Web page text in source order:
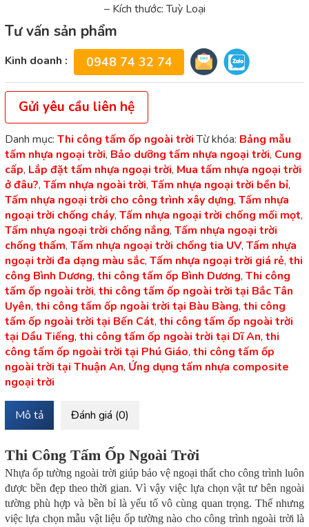
– Kích thước: Tuỳ Loại
Tư vấn sản phẩm
Kinh doanh : 0948 74 32 74
Gửi yêu cầu liên hệ
Danh mục: Thi công tấm ốp ngoài trời Từ khóa: Bảng mẫu
tấm nhựa ngoại trời, Bảo dưỡng tấm nhựa ngoại trời, Cung
cấp, Lắp đặt tấm nhựa ngoại trời, Mua tấm nhựa ngoại trời
ở đâu?, Tấm nhựa ngoài trời, Tấm nhựa ngoại trời bền bỉ,
Tấm nhựa ngoại trời cho công trình xây dựng, Tấm nhựa
ngoại trời chống cháy, Tấm nhựa ngoại trời chống mối mọt,
Tấm nhựa ngoại trời chống nắng, Tấm nhựa ngoại trời
chống thấm, Tấm nhựa ngoại trời chống tia UV, Tấm nhựa
ngoại trời đa dạng màu sắc, Tấm nhựa ngoại trời giá rẻ, thi
công Bình Dương, thi công tấm ốp Bình Dương, Thi công
tấm ốp ngoài trời, thi công tấm ốp ngoài trời tại Bắc Tân
Uyên, thi công tấm ốp ngoài trời tại Bàu Bàng, thi công
tấm ốp ngoài trời tại Bến Cát, thi công tấm ốp ngoài trời
tại Dầu Tiếng, thi công tấm ốp ngoài trời tại Dĩ An, thi
công tấm ốp ngoài trời tại Phú Giáo, thi công tấm ốp
ngoài trời tại Thuận An, Ứng dụng tấm nhựa composite
ngoại trời
Mô tả Đánh giá (0)
Thi Công Tấm Ốp Ngoài Trời
Nhựa ốp tường ngoài trời giúp bảo vệ ngoại thất cho công trình luôn
được bền đẹp theo thời gian. Vì vậy việc lựa chọn vật tư bên ngoài
tường phù hợp và bền bỉ là yếu tố vô cùng quan trọng. Thế nhưng
việc lựa chọn mẫu vật liệu ốp tường nào cho công trình ngoài trời là